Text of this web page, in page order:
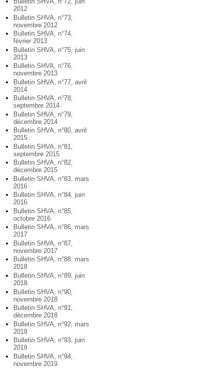
2012
Bulletin SHVA, n°73,
novembre 2012
Bulletin SHVA, n°74,
février 2013
Bulletin SHVA, n°75, juin
2013
Bulletin SHVA, n°76,
novembre 2013
Bulletin SHVA, n°77, avril
2014
Bulletin SHVA, n°78,
septembre 2014
Bulletin SHVA, n°79,
décembre 2014
Bulletin SHVA, n°80, avril
2015
Bulletin SHVA, n°81,
septembre 2015
Bulletin SHVA, n°82,
décembre 2015
Bulletin SHVA, n°83, mars
2016
Bulletin SHVA, n°84, juin
2016
Bulletin SHVA, n°85,
octobre 2016
Bulletin SHVA, n°86, mars
2017
Bulletin SHVA, n°87,
novembre 2017
Bulletin SHVA, n°88, mars
2018
Bulletin SHVA, n°89, juin
2018
Bulletin SHVA, n°90,
novembre 2018
Bulletin SHVA, n°91,
décembre 2018
Bulletin SHVA, n°92, mars
2019
Bulletin SHVA, n°93, juin
2019
Bulletin SHVA, n°94,
novembre 2019